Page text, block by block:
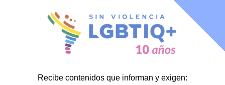
Recibe contenidos que informan y exigen: